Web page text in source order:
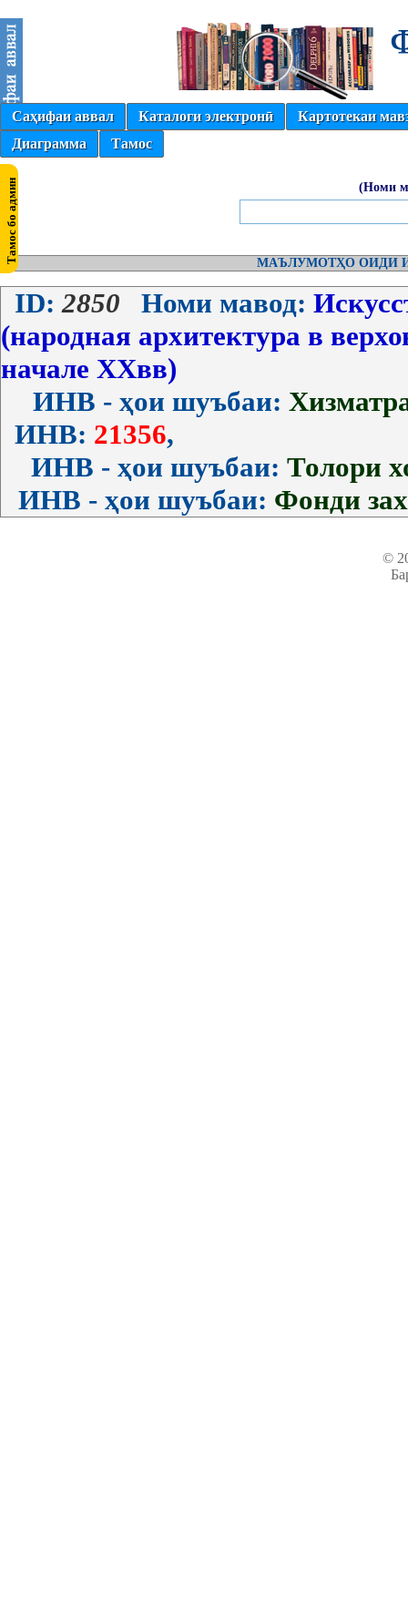
Саҳифаи аввал Каталоги электронӣ
Картотекаи
Диаграмма
Тамос
(Номи
МАЪЛУМОТҲО ОИДИ
ID: 2850 Номи мавод:
(народная архитектура в
начале XXвв)
ИНВ - ҳои шуъбаи:
ИНВ: 21356,
ИНВ - ҳои шуъбаи: Толори
ИНВ - ҳои шуъбаи: Фонди
©